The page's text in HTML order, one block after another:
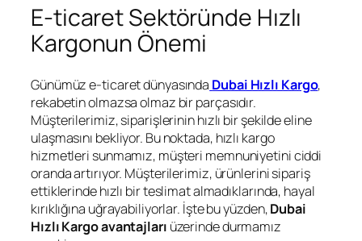
E-ticaret Sektöründe Hızlı
Kargonun Önemi
Günümüz e-ticaret dünyasında Dubai Hızlı Kargo,
rekabetin olmazsa olmaz bir parçasıdır.
Müşterilerimiz, siparişlerinin hızlı bir şekilde eline
ulaşmasını bekliyor. Bu noktada, hızlı kargo
hizmetleri sunmamız, müşteri memnuniyetini ciddi
oranda artırıyor. Müşterilerimiz, ürünlerini sipariş
ettiklerinde hızlı bir teslimat almadıklarında, hayal
kırıklığına uğrayabiliyorlar. İşte bu yüzden,Dubai
Hızlı Kargo avantajları üzerinde durmamız